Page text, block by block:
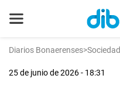
Diarios Bonaerenses>Sociedad
25 de junio de 2026 - 18:31